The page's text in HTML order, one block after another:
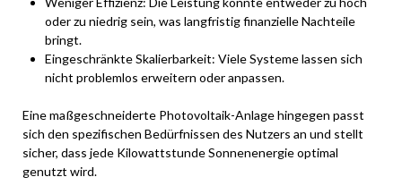
oder zu niedrig sein, was langfristig finanzielle Nachteile
bringt.
Eingeschränkte Skalierbarkeit: Viele Systeme lassen sich
nicht problemlos erweitern oder anpassen.
Eine maßgeschneiderte Photovoltaik-Anlage hingegen passt
sich den spezifischen Bedürfnissen des Nutzers an und stellt
sicher, dass jede Kilowattstunde Sonnenenergie optimal
genutzt wird.